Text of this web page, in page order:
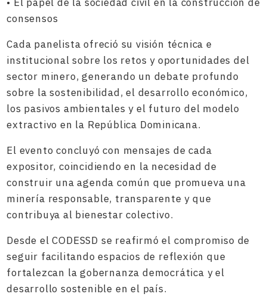
consensos
Cada panelista ofreció su visión técnica e
institucional sobre los retos y oportunidades del
sector minero, generando un debate profundo
sobre la sostenibilidad, el desarrollo económico,
los pasivos ambientales y el futuro del modelo
extractivo en la República Dominicana.
El evento concluyó con mensajes de cada
expositor, coincidiendo en la necesidad de
construir una agenda común que promueva una
minería responsable, transparente y que
contribuya al bienestar colectivo.
Desde el CODESSD se reafirmó el compromiso de
seguir facilitando espacios de reflexión que
fortalezcan la gobernanza democrática y el
desarrollo sostenible en el país.